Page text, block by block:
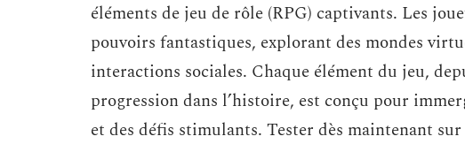
éléments de jeu de rôle (RPG) captivants. Les
pouvoirs fantastiques, explorant des mondes
interactions sociales. Chaque élément du jeu,
progression dans l’histoire, est conçu pour
et des défis stimulants. Tester dès maintenant sur